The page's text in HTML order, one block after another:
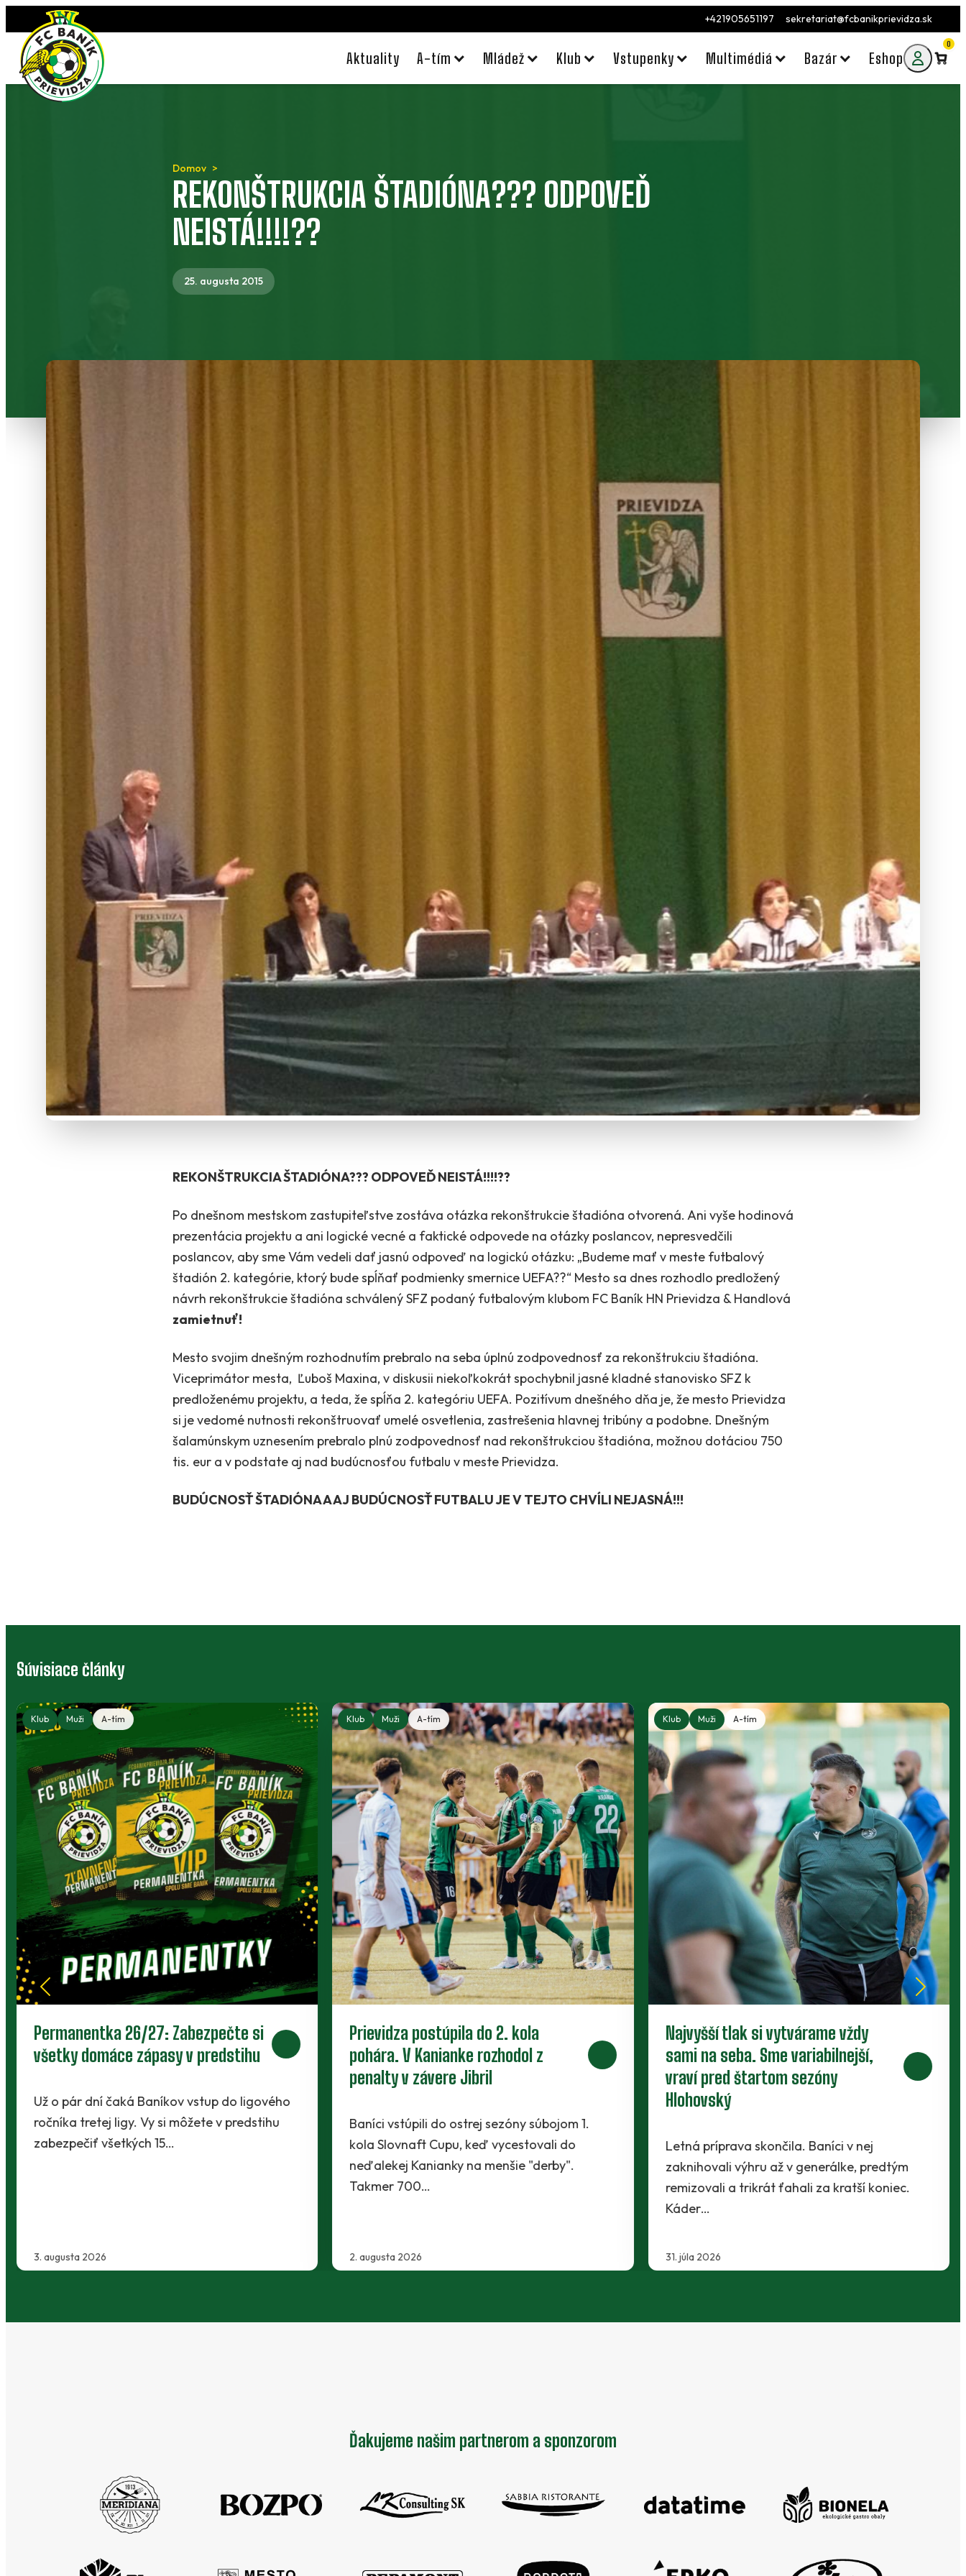
Preskočiť
na
obsah
+421905651197 sekretariat@fcbanikprievidza.sk
Aktuality A-tím Mládež Klub Vstupenky Multimédiá Bazár Eshop
0
Domov
REKONŠTRUKCIA ŠTADIÓNA??? ODPOVEĎ
NEISTÁ!!!!??
25. augusta 2015
REKONŠTRUKCIA ŠTADIÓNA??? ODPOVEĎ NEISTÁ!!!!??
Po dnešnom mestskom zastupiteľstve zostáva otázka rekonštrukcie štadióna otvorená. Ani vyše hodinová
prezentácia projektu a ani logické vecné a faktické odpovede na otázky poslancov, nepresvedčili
poslancov, aby sme Vám vedeli dať jasnú odpoveď na logickú otázku: „Budeme mať v meste futbalový
štadión 2. kategórie, ktorý bude spĺňať podmienky smernice UEFA??“ Mesto sa dnes rozhodlo predložený
návrh rekonštrukcie štadióna schválený SFZ podaný futbalovým klubom FC Baník HN Prievidza & Handlová
zamietnuť!
Mesto svojim dnešným rozhodnutím prebralo na seba úplnú zodpovednosť za rekonštrukciu štadióna.
Viceprimátor mesta, Ľuboš Maxina, v diskusii niekoľkokrát spochybnil jasné kladné stanovisko SFZ k
predloženému projektu, a teda, že spĺňa 2. kategóriu UEFA. Pozitívum dnešného dňa je, že mesto Prievidza
si je vedomé nutnosti rekonštruovať umelé osvetlenia, zastrešenia hlavnej tribúny a podobne. Dnešným
šalamúnskym uznesením prebralo plnú zodpovednosť nad rekonštrukciou štadióna, možnou dotáciou 750
tis. eur a v podstate aj nad budúcnosťou futbalu v meste Prievidza.
BUDÚCNOSŤ ŠTADIÓNA A AJ BUDÚCNOSŤ FUTBALU JE V TEJTO CHVÍLI NEJASNÁ!!!
Súvisiace články
Klubový bazár: výstroj, ktorá môže
poslúžiť ďalej
30. júla 2026
Deti rastú, no športové oblečenie a vybavenie
môžu dobre poslúžiť niekomu ďalšiemu.
Klubový bazár prepája rodičov, členov a ľudí
okolo Baníka.
Klub Muži A-tím
Piaty legionár do partie. Za Baník
bude hrať ofenzívny stredopoliar
Radchenko
30. júla 2026
Káder Prievidze sa rozšíril najnovšie o
Maksyma Radchenka. Legionár z Ukrajiny sa s
Baníkmi dohodol na pôsobení minimálne do
konca…
Klub Muži A-tím
Nové zmluvy pre trojicu
perspektívnych dorastencov
29. júla 2026
Tesne pred štartom novej sezóny presvedčili
Filip Krpelan a Ľudovít Lenhart. Prví dvaja…
Ďakujeme našim partnerom a sponzorom